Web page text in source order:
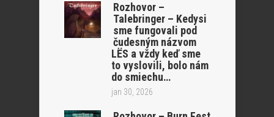
Rozhovor –
Talebringer – Kedysi
sme fungovali pod
čudesným názvom
LËS a vždy keď sme
to vyslovili, bolo nám
do smiechu…
jan 30, 2026